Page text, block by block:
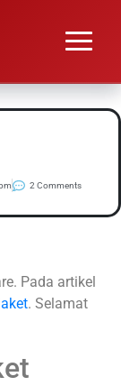
2 Comments
Pada artikel
. Selamat